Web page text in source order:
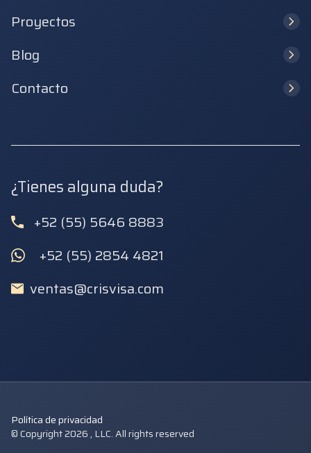
Proyectos
Blog
Contacto
¿Tienes alguna duda?
+52 (55) 5646 8883
+52 (55) 2854 4821
ventas@crisvisa.com
© Copyright 2026 , LLC. All rights reserved
Política de privacidad